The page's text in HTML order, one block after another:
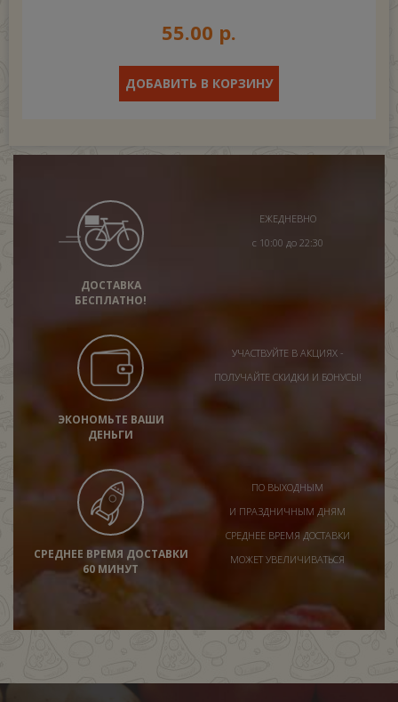
55.00 р.
ДОБАВИТЬ В КОРЗИНУ
ДОСТАВКА
БЕСПЛАТНО!
ЕЖЕДНЕВНО
с 10:00 до 22:30
ЭКОНОМЬТЕ ВАШИ
ДЕНЬГИ
УЧАСТВУЙТЕ В АКЦИЯХ -
ПОЛУЧАЙТЕ СКИДКИ И БОНУСЫ!
СРЕДНЕЕ ВРЕМЯ ДОСТАВКИ
60 МИНУТ
ПО ВЫХОДНЫМ
И ПРАЗДНИЧНЫМ ДНЯМ
СРЕДНЕЕ ВРЕМЯ ДОСТАВКИ
МОЖЕТ УВЕЛИЧИВАТЬСЯ